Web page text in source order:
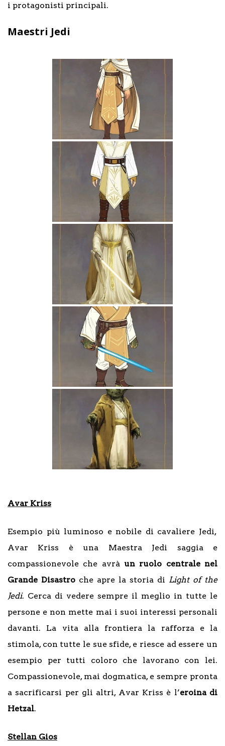
i protagonisti principali.
Maestri Jedi
Avar Kriss
Esempio più luminoso e nobile di cavaliere Jedi,
Avar Kriss è una Maestra Jedi saggia e
compassionevole che avrà un ruolo centrale nel
Grande Disastro che apre la storia di Light of the
Jedi. Cerca di vedere sempre il meglio in tutte le
persone e non mette mai i suoi interessi personali
davanti. La vita alla frontiera la rafforza e la
stimola, con tutte le sue sfide, e riesce ad essere un
esempio per tutti coloro che lavorano con lei.
Compassionevole, mai dogmatica, e sempre pronta
a sacrificarsi per gli altri, Avar Kriss è l’eroina di
Hetzal.
Stellan Gios